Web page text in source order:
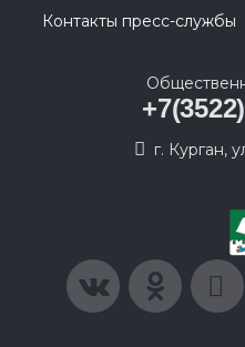
Контакты пресс-службы
г. Курган,